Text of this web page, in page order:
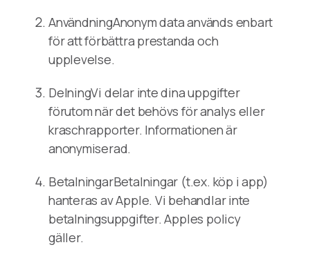
AnvändningAnonym data används enbart
för att förbättra prestanda och
upplevelse.
DelningVi delar inte dina uppgifter
förutom när det behövs för analys eller
kraschrapporter. Informationen är
anonymiserad.
BetalningarBetalningar (t.ex. köp i app)
hanteras av Apple. Vi behandlar inte
betalningsuppgifter. Apples policy
gäller.